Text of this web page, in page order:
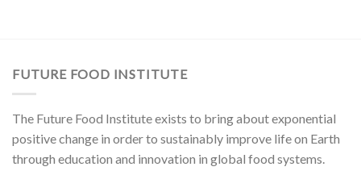
FUTURE FOOD INSTITUTE
The Future Food Institute exists to bring about exponential
positive change in order to sustainably improve life on Earth
through education and innovation in global food systems.